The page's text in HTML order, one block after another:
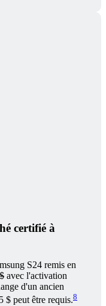
certifié à
S24 remis en
avec l'activation
d'un ancien
$ peut être requis.8